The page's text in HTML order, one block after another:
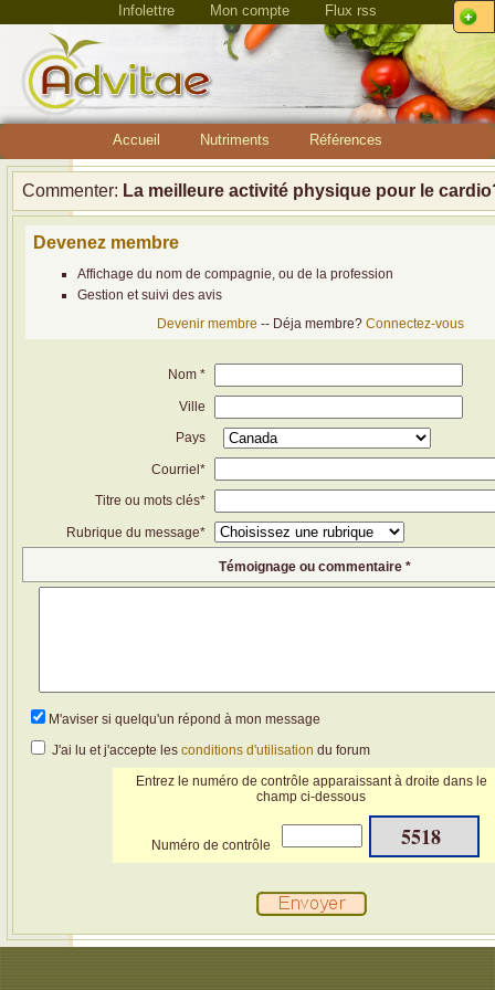
Infolettre Mon compte Flux rss
Accueil Nutriments Références
Commenter: La meilleure activité physique pour le
Devenez membre
Affichage du nom de compagnie, ou de la profession
Gestion et suivi des avis
Devenir membre -- Déja membre?Connectez-vous
Nom *
Ville
Pays
Courriel*
Titre ou mots clés*
Rubrique du message*
Témoignage ou commentaire *
M'aviser si quelqu'un répond à mon message
J'ai lu et j'accepte les conditions d'utilisation du forum
Entrez le numéro de contrôle apparaissant à droite dans le
champ ci-dessous
Numéro de contrôle 5518